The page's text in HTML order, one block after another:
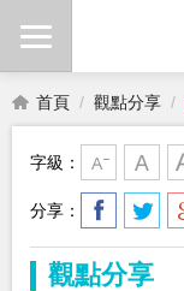
首頁 觀點分享
字級：
分享：
觀點分享